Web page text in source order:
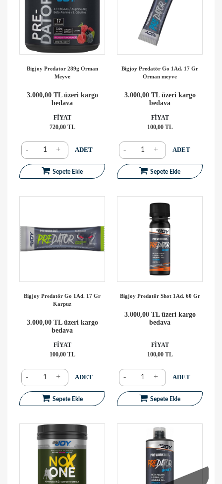
Bigjoy Predator 289g Orman
Meyve
3.000,00 TL üzeri kargo
bedava
FİYAT
720,00 TL
- + ADET
Sepete Ekle
Bigjoy Predatör Go 1Ad. 17 Gr
Orman meyve
3.000,00 TL üzeri kargo
bedava
FİYAT
100,00 TL
- + ADET
Sepete Ekle
Bigjoy Predatör Go 1Ad. 17 Gr
Karpuz
3.000,00 TL üzeri kargo
bedava
FİYAT
100,00 TL
- + ADET
Sepete Ekle
Bigjoy Predatör Shot 1Ad. 60 Gr
3.000,00 TL üzeri kargo
bedava
FİYAT
100,00 TL
- + ADET
Sepete Ekle